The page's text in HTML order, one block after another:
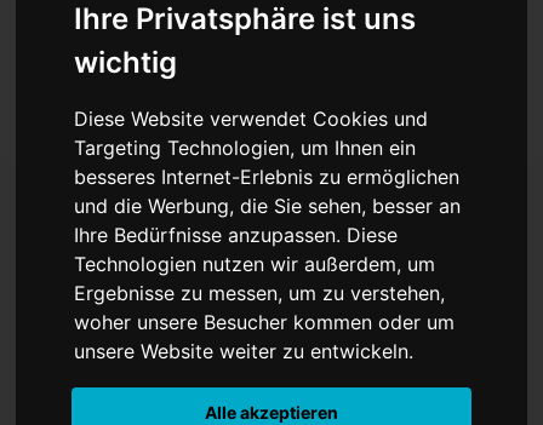
Ihre Privatsphäre ist uns
wichtig
Diese Website verwendet Cookies und
Targeting Technologien, um Ihnen ein
besseres Internet-Erlebnis zu ermöglichen
und die Werbung, die Sie sehen, besser an
Ihre Bedürfnisse anzupassen. Diese
Technologien nutzen wir außerdem, um
Ergebnisse zu messen, um zu verstehen,
woher unsere Besucher kommen oder um
unsere Website weiter zu entwickeln.
Alle akzeptieren
TopNews Politik Sport Wirtschaft
Firmennews
Gesellschaft
Kultur
Veranstaltungen
Stellenangebote
Reinhold GmbH